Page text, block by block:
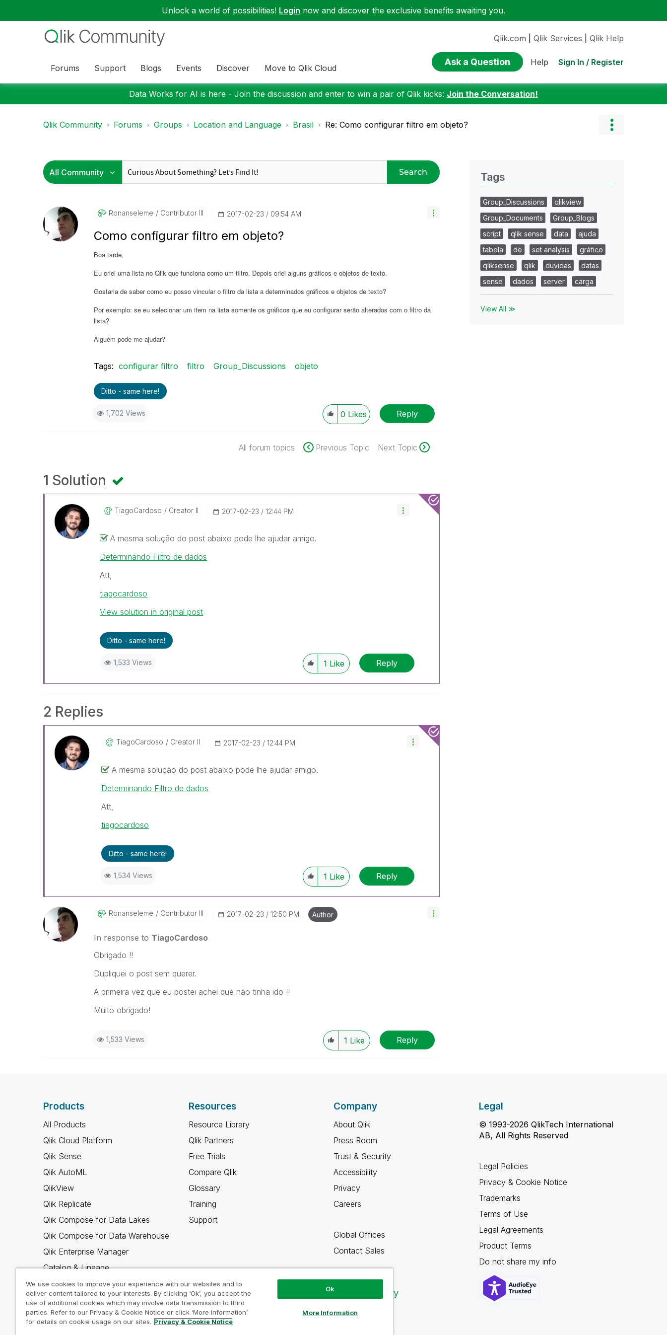
Unlock a world of possibilities! Login now and discover the exclusive benefits awaiting you.
Forums Support Blogs Events Discover Move to Qlik Cloud
Qlik.com Qlik Services Qlik Help
Ask a Question Help Sign In / Register
Data Works for AI is here - Join the discussion and enter to win a pair of Qlik kicks: Join the Conversation!
Qlik Community Forums Groups Location and Language Brasil Re: Como configurar filtro em objeto?
Search
Ronanseleme Contributor III ‎2017-02-23 09:54 AM
Como configurar filtro em objeto?
Boa tarde,
Eu criei uma lista no Qlik que funciona como um filtro. Depois criei alguns gráficos e objetos de texto.
Gostaria de saber como eu posso vincular o filtro da lista a determinados gráficos e objetos de texto?
Por exemplo: se eu selecionar um item na lista somente os gráficos que eu configurar serão alterados com o filtro da
lista?
Alguém pode me ajudar?
Tags: configurar filtro filtro Group_Discussions objeto
Ditto - same here!
1,702 Views 0 Likes Reply
All forum topics Previous Topic Next Topic
1 Solution
TiagoCardoso Creator II ‎2017-02-23 12:44 PM
A mesma solução do post abaixo pode lhe ajudar amigo.
Determinando Filtro de dados
Att,
tiagocardoso
View solution in original post
Ditto - same here!
1,533 Views 1 Like Reply
2 Replies
TiagoCardoso Creator II ‎2017-02-23 12:44 PM
A mesma solução do post abaixo pode lhe ajudar amigo.
Determinando Filtro de dados
Att,
tiagocardoso
Ditto - same here!
1,534 Views 1 Like Reply
Ronanseleme Contributor III ‎2017-02-23 12:50 PM Author
In response to TiagoCardoso
Obrigado !!
Dupliquei o post sem querer.
A primeira vez que eu postei achei que não tinha ido !!
Muito obrigado!
1,533 Views 1 Like Reply
Tags
Group_Discussions
qlikview
Group_Documents
Group_Blogs
script
qlik sense data
ajuda
tabela
de set analysis
gráfico
qliksense
qlik duvidas
datas
sense
dados server carga
View All ≫
Products
All Products
Qlik Cloud Platform
Qlik Sense
Qlik AutoML
QlikView
Qlik Replicate
Qlik Compose for Data Lakes
Qlik Compose for Data Warehouse
Qlik Enterprise Manager
Catalog & Lineage
Qlik Gold Client
Why Qlik
Resources
Resource Library
Qlik Partners
Free Trials
Compare Qlik
Glossary
Training
Support
Company
About Qlik
Press Room
Trust & Security
Accessibility
Privacy
Careers
Global Offices
Contact Sales
Qlik Community
Legal
© 1993-2026 QlikTech International
AB, All Rights Reserved
Legal Policies
Privacy & Cookie Notice
Trademarks
Terms of Use
Legal Agreements
Product Terms
Do not share my info
We use cookies to improve your experience with our websites and to
deliver content tailored to your interests. By clicking ‘Ok’, you accept the
use of additional cookies which may involve data transmission to third
parties. Refer to our Privacy & Cookie Notice or click ‘More Information’
for details on cookie usage on our sites. Privacy & Cookie Notice
Ok
More Information